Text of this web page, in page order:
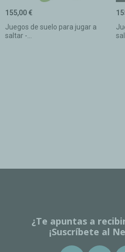
Juegos de suelo para jugar a
saltar -...
155,00 €
¿Te apuntas a
¡Suscríbete al